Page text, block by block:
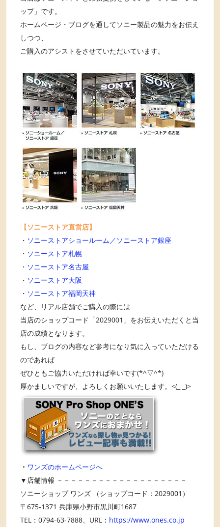
ップ」です。
ホームページ・ブログを通してソニー製品の魅力をお伝え
しつつ、
ご購入のアシストをさせていただいています。
【ソニーストア直営店】
・ ソニーストアショールーム／ソニーストア銀座
・ ソニーストア札幌
・ ソニーストア名古屋
・ ソニーストア大阪
・ ソニーストア福岡天神
など、リアル店舗でご購入の際には
当店のショップコード「2029001」をお伝えいただくと当
店の成績となります。
もし、ブログの内容など参考になり気に入っていただける
のであれば
ぜひともご協力いただければ幸いです(*^▽^*)
厚かましいですが、よろしくお願いいたします。<(_ _)>
・ ワンズのホームページへ
▼店舗情報 －－－－－－－－－－－－－－－－－－－
ソニーショップ ワンズ （ショップコード：2029001）
〒675-1371 兵庫県小野市黒川町1687
TEL：0794-63-7888、URL： https://www.ones.co.jp